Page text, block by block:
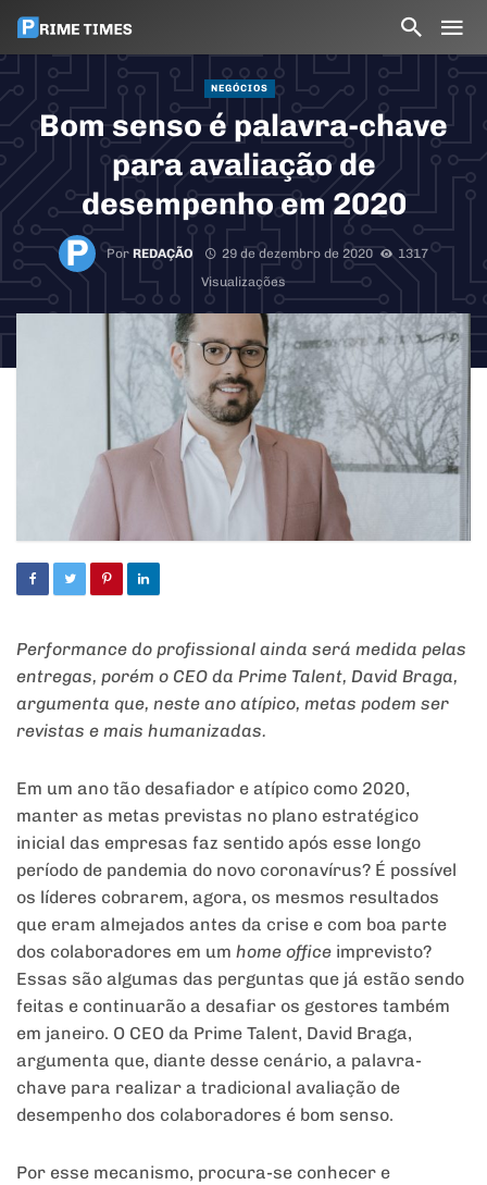
NEGÓCIOS
Bom senso é palavra-chave
para avaliação de
desempenho em 2020
PorREDAÇÃO 29 de dezembro de 2020
1317
Visualizações
Performance do profissional ainda será medida pelas
entregas, porém o CEO da Prime Talent, David Braga,
argumenta que, neste ano atípico, metas podem ser
revistas e mais humanizadas.
Em um ano tão desafiador e atípico como 2020,
manter as metas previstas no plano estratégico
inicial das empresas faz sentido após esse longo
período de pandemia do novo coronavírus? É possível
os líderes cobrarem, agora, os mesmos resultados
que eram almejados antes da crise e com boa parte
dos colaboradores em um home office imprevisto?
Essas são algumas das perguntas que já estão sendo
feitas e continuarão a desafiar os gestores também
em janeiro. O CEO da Prime Talent, David Braga,
argumenta que, diante desse cenário, a palavra-
chave para realizar a tradicional avaliação de
desempenho dos colaboradores é bom senso.
Por esse mecanismo, procura-se conhecer e